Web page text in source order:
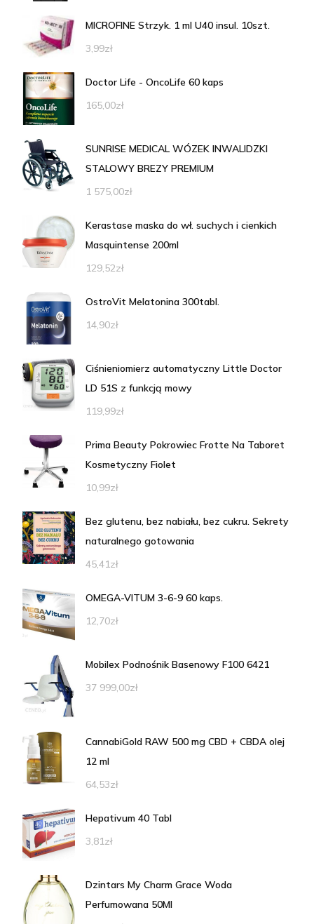
MICROFINE Strzyk. 1 ml U40 insul. 10szt.
3,99zł
Doctor Life - OncoLife 60 kaps
165,00zł
SUNRISE MEDICAL WÓZEK INWALIDZKI
STALOWY BREZY PREMIUM
1 575,00zł
Kerastase maska do wł. suchych i cienkich
Masquintense 200ml
129,52zł
OstroVit Melatonina 300tabl.
14,90zł
Ciśnieniomierz automatyczny Little Doctor
LD 51S z funkcją mowy
119,99zł
Prima Beauty Pokrowiec Frotte Na Taboret
Kosmetyczny Fiolet
10,99zł
Bez glutenu, bez nabiału, bez cukru. Sekrety
naturalnego gotowania
45,41zł
OMEGA-VITUM 3-6-9 60 kaps.
12,70zł
Mobilex Podnośnik Basenowy F100 6421
37 999,00zł
CannabiGold RAW 500 mg CBD + CBDA olej
12 ml
64,53zł
Hepativum 40 Tabl
3,81zł
Dzintars My Charm Grace Woda
Perfumowana 50Ml